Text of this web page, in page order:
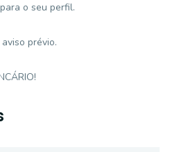
o seu perfil.
prévio.